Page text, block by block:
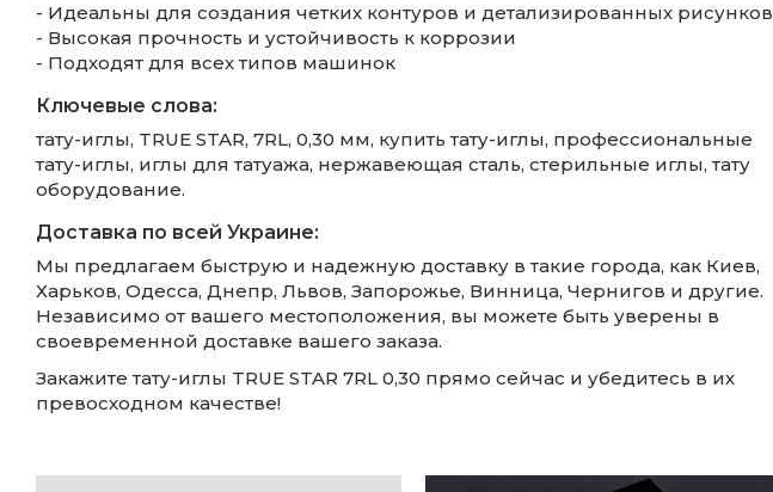
- Идеальны для создания четких контуров и детализированных рисунков
- Высокая прочность и устойчивость к коррозии
- Подходят для всех типов машинок
Ключевые слова:
тату-иглы, TRUE STAR, 7RL, 0,30 мм, купить тату-иглы, профессиональные
тату-иглы, иглы для татуажа, нержавеющая сталь, стерильные иглы, тату
оборудование.
Доставка по всей Украине:
Мы предлагаем быструю и надежную доставку в такие города, как Киев,
Харьков, Одесса, Днепр, Львов, Запорожье, Винница, Чернигов и другие.
Независимо от вашего местоположения, вы можете быть уверены в
своевременной доставке вашего заказа.
Закажите тату-иглы TRUE STAR 7RL 0,30 прямо сейчас и убедитесь в их
превосходном качестве!